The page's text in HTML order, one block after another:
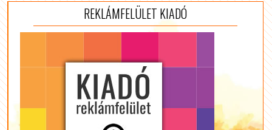
REKLÁMFELÜLET KIADÓ